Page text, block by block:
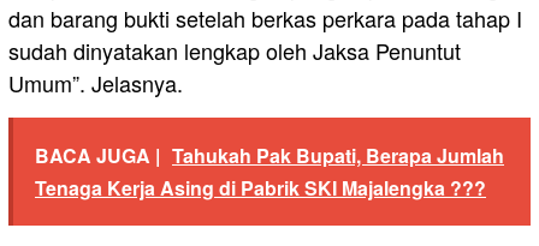
dan barang bukti setelah berkas perkara pada tahap I
sudah dinyatakan lengkap oleh Jaksa Penuntut
Umum”. Jelasnya.
BACA JUGA | Tahukah Pak Bupati, Berapa Jumlah
Tenaga Kerja Asing di Pabrik SKI Majalengka ???